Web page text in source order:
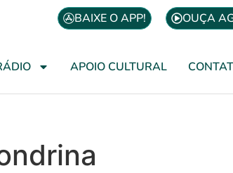
BAIXE O APP! OUÇA
APOIO CULTURAL